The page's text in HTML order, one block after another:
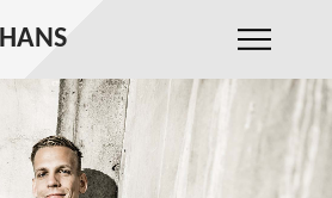
HANS